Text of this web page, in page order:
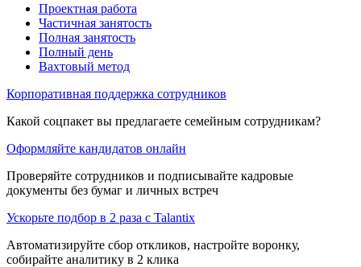
Проектная работа
Частичная занятость
Полная занятость
Полный день
Вахтовый метод
Корпоративная поддержка сотрудников
Какой соцпакет вы предлагаете семейным сотрудникам?
Оформляйте кандидатов онлайн
Проверяйте сотрудников и подписывайте кадровые
документы без бумаг и личных встреч
Ускорьте подбор в 2 раза с Talantix
Автоматизируйте сбор откликов, настройте воронку,
собирайте аналитику в 2 клика